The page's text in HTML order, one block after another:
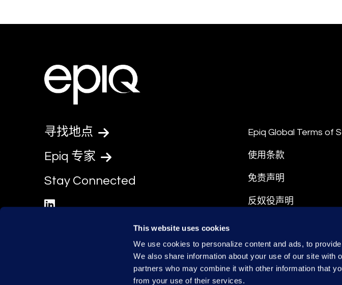
This website uses cookies
We use cookies to personalize content and ads, to
We also share information about your use of our site with
partners who may combine it with other information that
from your use of their services.
寻找地点
Epiq 专家
Stay Connected
linkedin
Epiq Global Terms of
使用条款
免责声明
反奴役声明
诚信举报热线
粤ICP备